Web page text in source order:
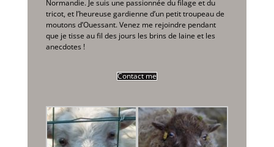
Normandie. Je suis une passionnée du filage et du
tricot, et l’heureuse gardienne d’un petit troupeau de
moutons d’Ouessant. Venez me rejoindre pendant
que je tisse au fil des jours les brins de laine et les
anecdotes !
Contact me